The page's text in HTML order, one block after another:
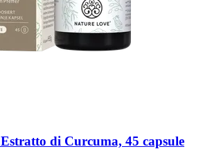
Estratto di Curcuma, 45 capsule